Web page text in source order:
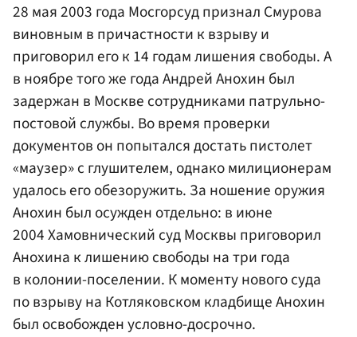
28 мая 2003 года Мосгорсуд признал Смурова
виновным в причастности к взрыву и
приговорил его к 14 годам лишения свободы. А
в ноябре того же года Андрей Анохин был
задержан в Москве сотрудниками патрульно-
постовой службы. Во время проверки
документов он попытался достать пистолет
«маузер» с глушителем, однако милиционерам
удалось его обезоружить. За ношение оружия
Анохин был осужден отдельно: в июне
2004 Хамовнический суд Москвы приговорил
Анохина к лишению свободы на три года
в колонии-поселении. К моменту нового суда
по взрыву на Котляковском кладбище Анохин
был освобожден условно-досрочно.